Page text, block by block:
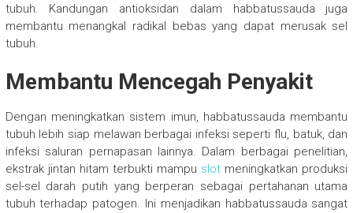
tubuh. Kandungan antioksidan dalam habbatussauda juga
membantu menangkal radikal bebas yang dapat merusak sel
tubuh.
Membantu Mencegah Penyakit
Dengan meningkatkan sistem imun, habbatussauda membantu
tubuh lebih siap melawan berbagai infeksi seperti flu, batuk, dan
infeksi saluran pernapasan lainnya. Dalam berbagai penelitian,
ekstrak jintan hitam terbukti mampu slot meningkatkan produksi
sel-sel darah putih yang berperan sebagai pertahanan utama
tubuh terhadap patogen. Ini menjadikan habbatussauda sangat